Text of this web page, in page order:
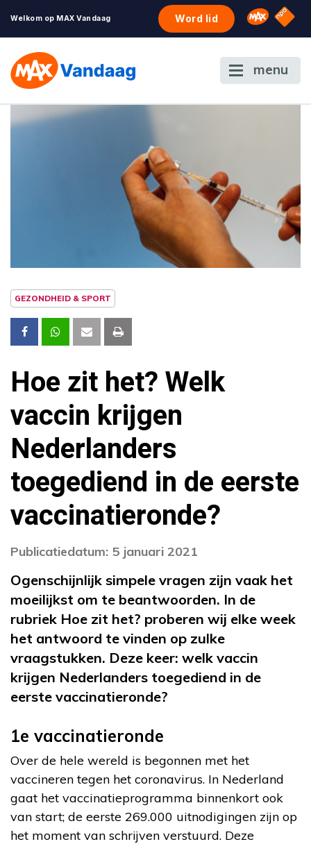
Welkom op MAX Vandaag Word lid Omroep
NPO
menu
GEZONDHEID & SPORT
Hoe zit het? Welk
vaccin krijgen
Nederlanders
toegediend in de eerste
vaccinatieronde?
Publicatiedatum: 5 januari 2021
Ogenschijnlijk simpele vragen zijn vaak het
moeilijkst om te beantwoorden. In de
rubriek Hoe zit het? proberen wij elke week
het antwoord te vinden op zulke
vraagstukken. Deze keer: welk vaccin
krijgen Nederlanders toegediend in de
eerste vaccinatieronde?
1e vaccinatieronde
Over de hele wereld is begonnen met het
vaccineren tegen het coronavirus. In Nederland
gaat het vaccinatieprogramma binnenkort ook
van start; de eerste 269.000 uitnodigingen zijn op
het moment van schrijven verstuurd. Deze